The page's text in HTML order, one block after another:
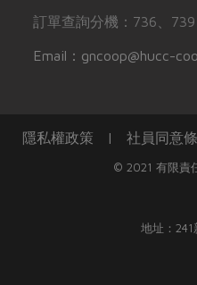
訂單查詢分機：736、739
Email：gncoop@hucc-
隱私權政策 | 社員同意
© 2021 有限責
地址：